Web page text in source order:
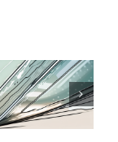
7
Expertentipps
für maximale